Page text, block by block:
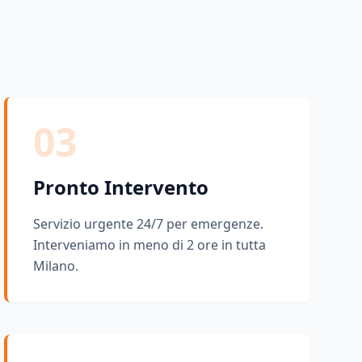
03
Pronto Intervento
Servizio urgente 24/7 per emergenze.
Interveniamo in meno di 2 ore in tutta
Milano.